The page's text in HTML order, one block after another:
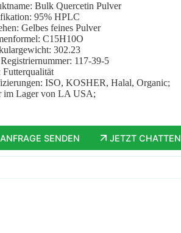
Bulk Quercetin Pulver
95% HPLC
Gelbes feines Pulver
C15H10O
302.23
117-39-5
Futterqualität
ISO, KOSHER, Halal, Organic;
im Lager von LA USA;
ANFRAGE SENDEN JETZT CHATTEN